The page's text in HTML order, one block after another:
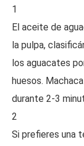
1
El aceite de
la pulpa,
los aguacates
huesos.
durante 2-3
2
Si prefieres una